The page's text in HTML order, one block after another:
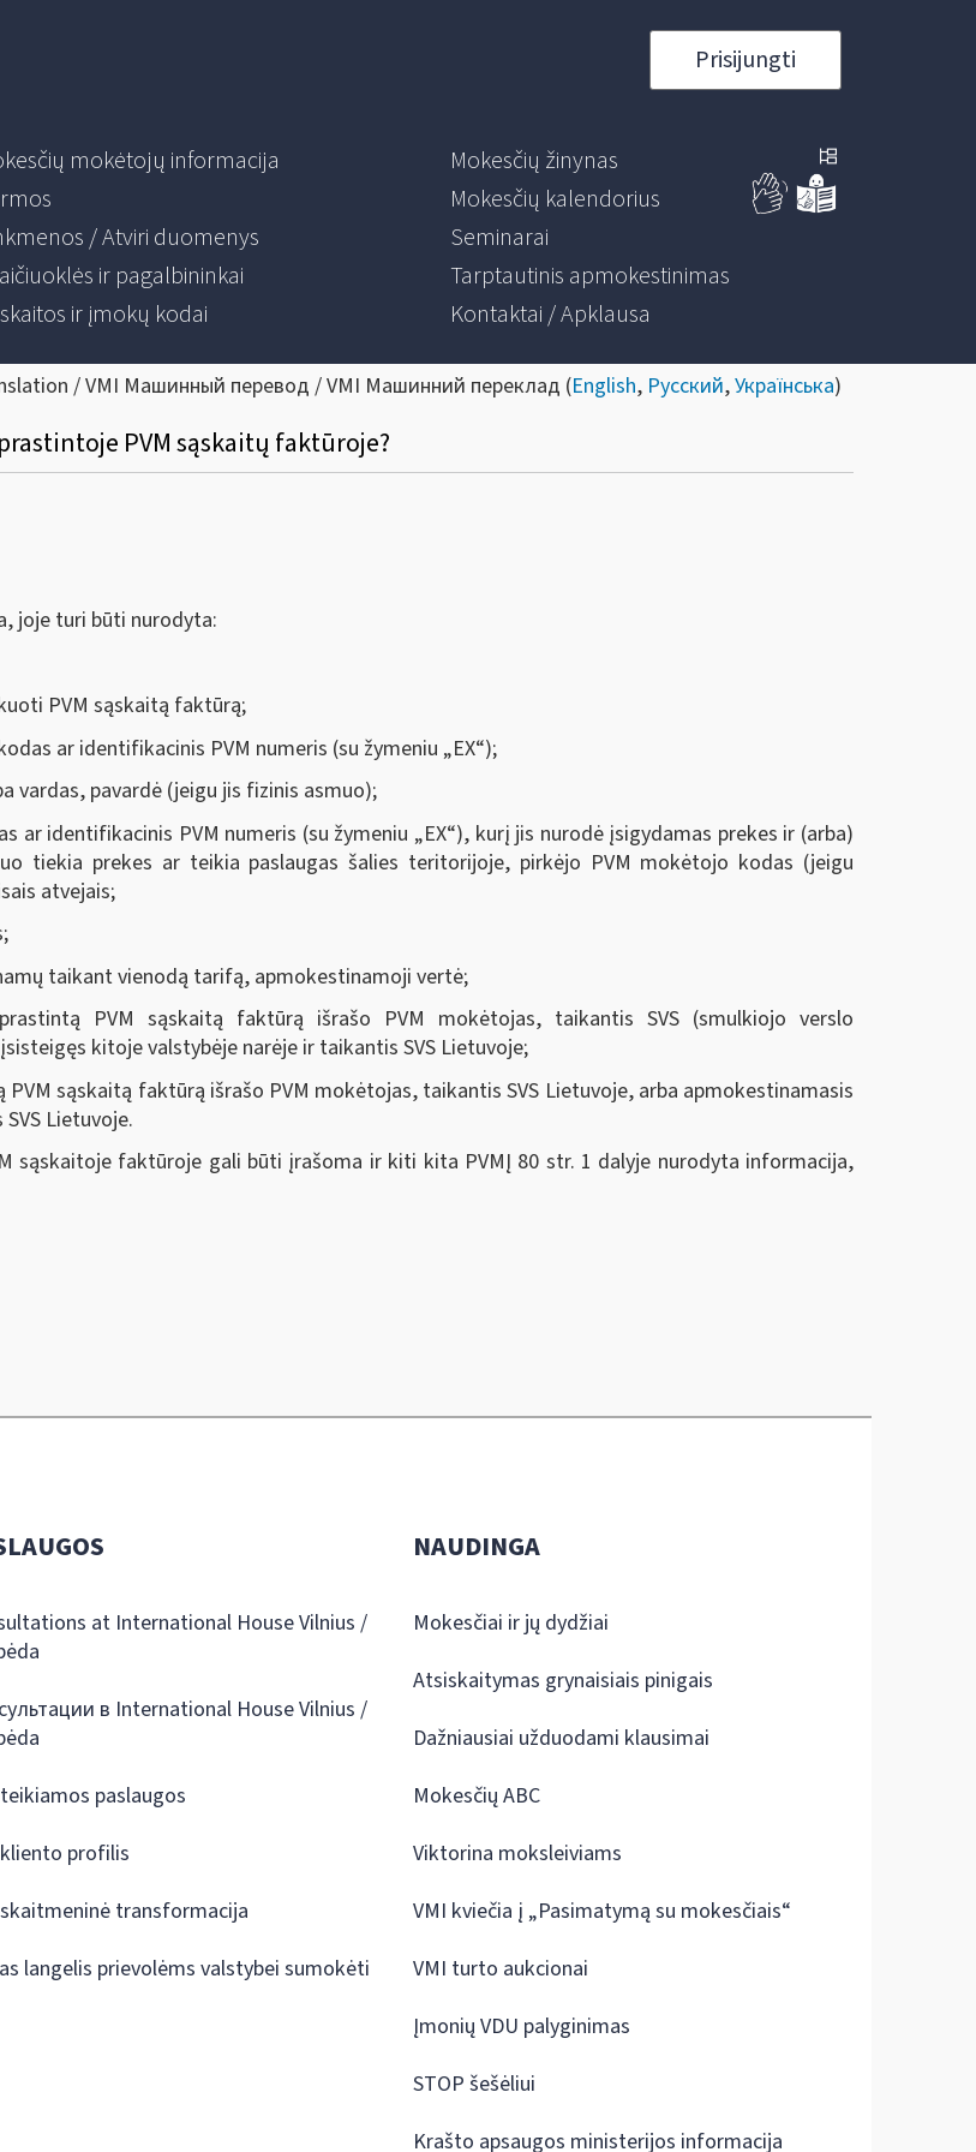
Prisijungti
mokėtojų informacija
/ Atviri duomenys
ir pagalbininkai
ir įmokų kodai
Mokesčių žinynas
Mokesčių kalendorius
Seminarai
Tarptautinis apmokestinimas
Kontaktai / Apklausa
/ VMI Машинный перевод / VMI Машинний переклад (English, Русский,Українська)
PVM sąskaitų faktūroje?
joje turi būti nurodyta:
PVM sąskaitą faktūrą;
ar identifikacinis PVM numeris (su žymeniu „EX“);
vardas, pavardė (jeigu jis fizinis asmuo);
ar identifikacinis PVM numeris (su žymeniu „EX“), kurį jis nurodė įsigydamas prekes ir (arba)
tiekia prekes ar teikia paslaugas šalies teritorijoje, pirkėjo PVM mokėtojo kodas (jeigu
atvejais;
taikant vienodą tarifą, apmokestinamoji vertė;
PVM sąskaitą faktūrą išrašo PVM mokėtojas, taikantis SVS (smulkiojo verslo
kitoje valstybėje narėje ir taikantis SVS Lietuvoje;
sąskaitą faktūrą išrašo PVM mokėtojas, taikantis SVS Lietuvoje, arba apmokestinamasis
Lietuvoje.
sąskaitoje faktūroje gali būti įrašoma ir kiti kita PVMĮ 80 str. 1 dalyje nurodyta informacija,
at International House Vilnius /
в International House Vilnius /
paslaugos
profilis
transformacija
langelis prievolėms valstybei sumokėti
NAUDINGA
Mokesčiai ir jų dydžiai
Atsiskaitymas grynaisiais pinigais
Dažniausiai užduodami klausimai
Mokesčių ABC
Viktorina moksleiviams
VMI kviečia į „Pasimatymą su mokesčiais“
VMI turto aukcionai
Įmonių VDU palyginimas
STOP šešėliui
Krašto apsaugos ministerijos informacija